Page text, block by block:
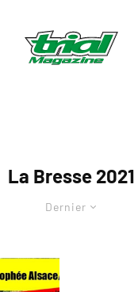
La Bresse 2021
Dernier